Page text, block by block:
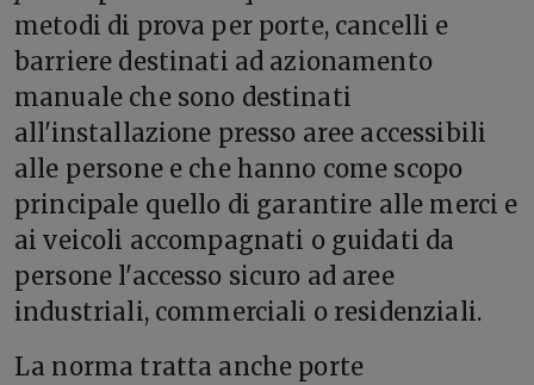
metodi di prova per porte, cancelli e
barriere destinati ad azionamento
manuale che sono destinati
all'installazione presso aree accessibili
alle persone e che hanno come scopo
principale quello di garantire alle merci e
ai veicoli accompagnati o guidati da
persone l'accesso sicuro ad aree
industriali, commerciali o residenziali.
La norma tratta anche porte